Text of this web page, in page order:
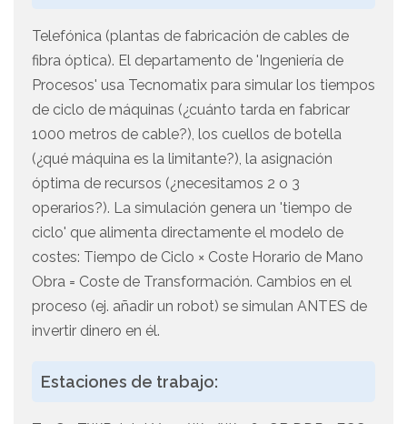
Telefónica (plantas de fabricación de cables de
fibra óptica). El departamento de 'Ingeniería de
Procesos' usa Tecnomatix para simular los tiempos
de ciclo de máquinas (¿cuánto tarda en fabricar
1000 metros de cable?), los cuellos de botella
(¿qué máquina es la limitante?), la asignación
óptima de recursos (¿necesitamos 2 o 3
operarios?). La simulación genera un 'tiempo de
ciclo' que alimenta directamente el modelo de
costes: Tiempo de Ciclo × Coste Horario de Mano
Obra = Coste de Transformación. Cambios en el
proceso (ej. añadir un robot) se simulan ANTES de
invertir dinero en él.
Estaciones de trabajo: